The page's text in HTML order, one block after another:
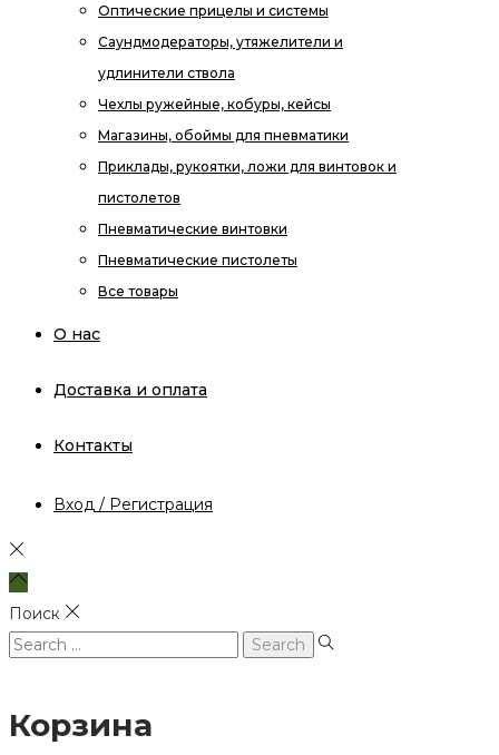
Оптические прицелы и системы
Саундмодераторы, утяжелители и
удлинители ствола
Чехлы ружейные, кобуры, кейсы
Магазины, обоймы для пневматики
Приклады, рукоятки, ложи для винтовок и
пистолетов
Пневматические винтовки
Пневматические пистолеты
Все товары
О нас
Доставка и оплата
Контакты
Вход / Регистрация
Поиск
Search
Корзина